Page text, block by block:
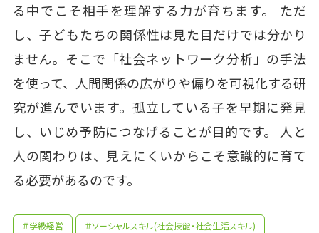
る中でこそ相手を理解する力が育ちます。 ただ
し、子どもたちの関係性は見た目だけでは分かり
ません。そこで「社会ネットワーク分析」の手法
を使って、人間関係の広がりや偏りを可視化する研
究が進んでいます。孤立している子を早期に発見
し、いじめ予防につなげることが目的です。 人と
人の関わりは、見えにくいからこそ意識的に育て
る必要があるのです。
＃学級経営 ＃ソーシャルスキル(社会技能・社会生活スキル)